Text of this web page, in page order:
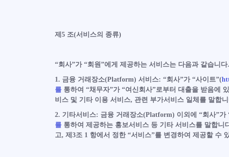
제5 조(서비스의 종류)
“회사”가 “회원”에게 제공하는 서비스는 다음과 같습니다.
1. 금융 거래장소(Platform) 서비스: “회사”가 “사이트”(
를통하여 “채무자”가 “여신회사”로부터 대출을 받음에
비스 및 기타 이용 서비스, 관련 부가서비스 일체를 말합
2. 기타서비스: 금융 거래장소(Platform) 이외에 “회사”가
를통하여 제공하는 홍보서비스 등 기타 서비스를 말합니
고, 제3조 1 항에서 정한 “서비스”를 변경하여 제공할 수